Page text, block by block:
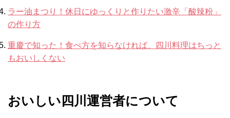
ラー油まつり！休日にゆっくりと作りたい激辛「酸辣粉」
の作り方
重慶で知った！食べ方を知らなければ、四川料理はちっと
もおいしくない
おいしい四川運営者について